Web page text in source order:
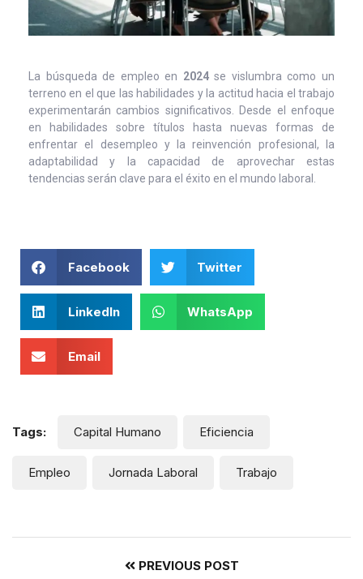
La búsqueda de empleo en 2024se vislumbra como un
terreno en el que las habilidades y la actitud hacia el trabajo
experimentarán cambios significativos. Desde el enfoque
en habilidades sobre títulos hasta nuevas formas de
enfrentar el desempleo y la reinvención profesional, la
adaptabilidad y la capacidad de aprovechar estas
tendencias serán clave para el éxito en el mundo laboral.
Facebook Twitter
LinkedIn WhatsApp
Email
Tags: Capital Humano Eficiencia
Empleo Jornada Laboral Trabajo
PREVIOUS POST